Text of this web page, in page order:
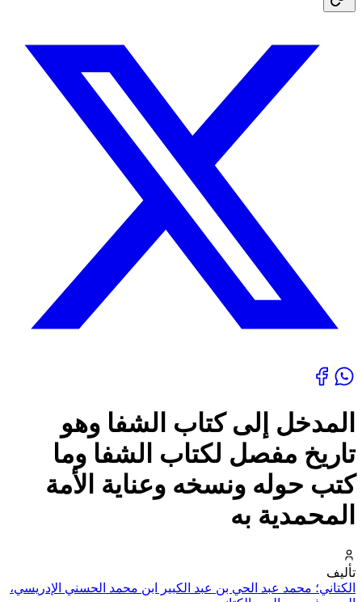
المدخل إلى كتاب الشفا وهو
تاريخ مفصل لكتاب الشفا وما
كتب حوله ونسخه وعناية الأمة
المحمدية به
تأليف
الكتاني؛ محمد عبد الحي بن عبد الكبير ابن محمد الحسني الإدريسي،